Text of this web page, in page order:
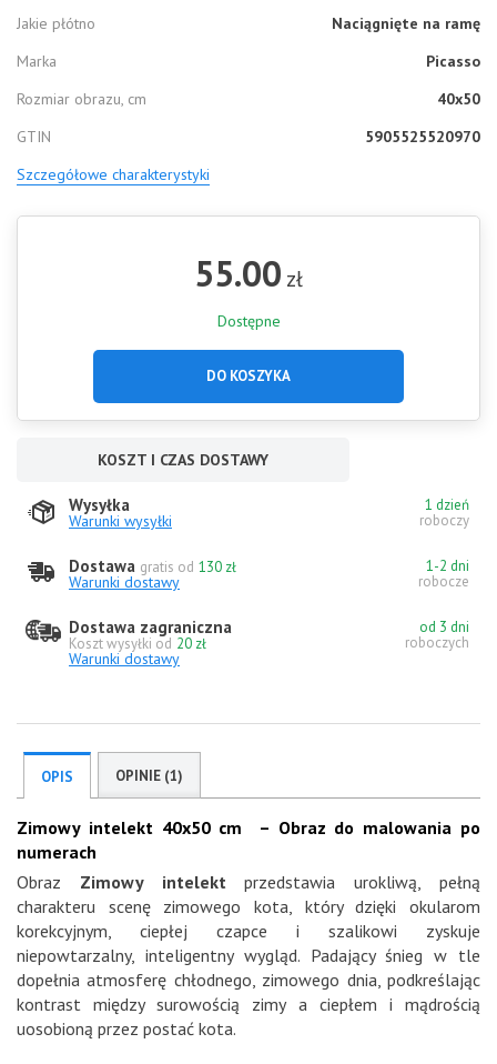
Jakie płótno
Naciągnięte na ramę
Marka
Picasso
Rozmiar obrazu, cm
40x50
GTIN
5905525520970
Szczegółowe charakterystyki
55.00 zł
Dostępne
DO KOSZYKA
KOSZT I CZAS DOSTAWY
Wysyłka
Warunki wysyłki
1 dzień
roboczy
Dostawa gratis od 130 zł
Warunki dostawy
1-2 dni
robocze
Dostawa zagraniczna
Koszt wysyłki od 20 zł
Warunki dostawy
od 3 dni
roboczych
OPIS OPINIE (1)
Zimowy intelekt 40x50 cm – Obraz do malowania po
numerach
Obraz Zimowy intelektprzedstawia urokliwą, pełną
charakteru scenę zimowego kota, który dzięki okularom
korekcyjnym, ciepłej czapce i szalikowi zyskuje
niepowtarzalny, inteligentny wygląd. Padający śnieg w tle
dopełnia atmosferę chłodnego, zimowego dnia, podkreślając
kontrast między surowością zimy a ciepłem i mądrością
uosobioną przez postać kota.